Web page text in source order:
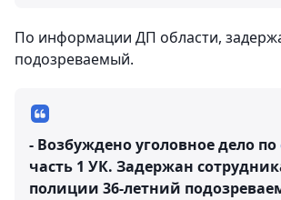
По информации ДП области,
подозреваемый.
- Возбуждено уголовное дело по
часть 1 УК. Задержан
полиции 36-летний